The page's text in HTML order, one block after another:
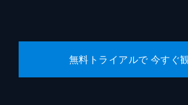
無料トライアルで 今すぐ